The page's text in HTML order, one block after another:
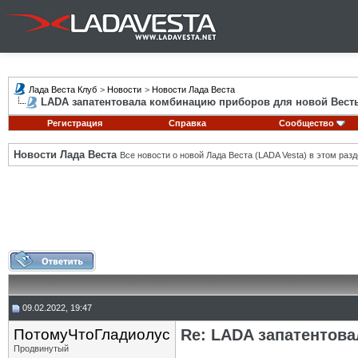
Лада Веста Клуб > Новости > Новости Лада Веста
LADA запатентовала комбинацию приборов для новой
Регистрация Справка Сообщество
Новости Лада Веста Все новости о новой Лада Веста (LADA Vesta) в этом
09.02.2022, 19:47
ПотомуЧтоГладиолус
Продвинутый
Re: LADA